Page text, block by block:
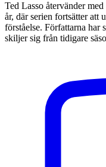
Ted Lasso återvänder
år, där serien fortsätter att
förståelse. Författarna har
skiljer sig från tidigare